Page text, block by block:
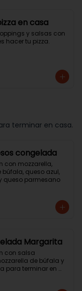
en casa
y salsas con
hacer tu pizza.
terminar en casa.
congelada
con mozzarella,
búfala, queso azul,
queso parmesano
Margarita
con salsa
de búfala y
para terminar en